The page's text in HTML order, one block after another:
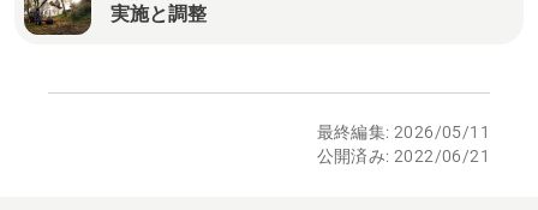
実施と調整
最終編集: 2026/05/11
公開済み: 2022/06/21